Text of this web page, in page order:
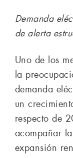
Demanda
de alerta
Uno de los
la
demanda
un
respecto de
acompañar
expansión